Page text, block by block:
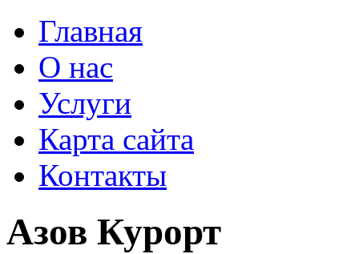
Главная
О нас
Услуги
Карта сайта
Контакты
Азов Курорт